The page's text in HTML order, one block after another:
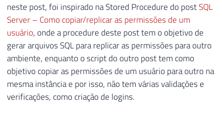
neste post, foi inspirado na Stored Procedure do postSQL
Server – Como copiar/replicar as permissões de um
usuário, onde a procedure deste post tem o objetivo de
gerar arquivos SQL para replicar as permissões para outro
ambiente, enquanto o script do outro post tem como
objetivo copiar as permissões de um usuário para outro na
mesma instância e por isso, não tem várias validações e
verificações, como criação de logins.